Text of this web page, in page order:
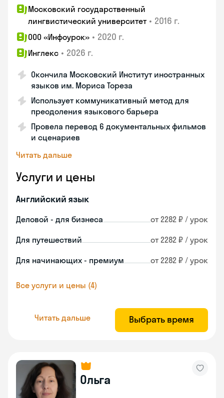
Московский государственный
лингвистический университет • 2016 г.
ООО «Инфоурок» • 2020 г.
Инглекс • 2026 г.
Окончила Московский Институт иностранных
языков им. Мориса Тореза
Использует коммуникативный метод для
преодоления языкового барьера
Провела перевод 6 документальных фильмов
и сценариев
Читать дальше
Услуги и цены
Английский язык
Деловой - для бизнеса от 2282 ₽ / урок
Для путешествий от 2282 ₽ / урок
Для начинающих - премиум от 2282 ₽ / урок
Все услуги и цены (4)
Читать дальше Выбрать время
Ольга